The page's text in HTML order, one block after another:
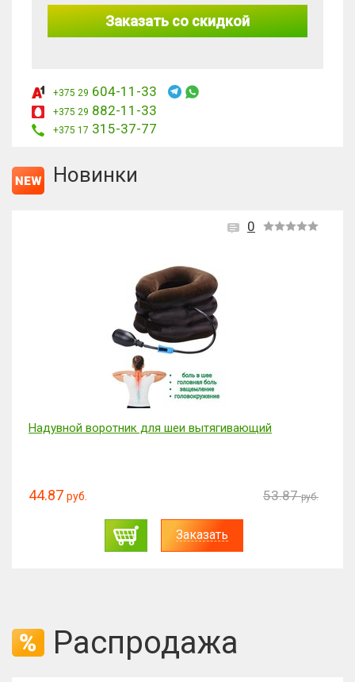
Заказать со скидкой
+375 29 604-11-33
+375 29 882-11-33
+375 17 315-37-77
Новинки
0
Надувной воротник для шеи вытягивающий
44.87 руб. 53.87 руб.
Заказать
Распродажа